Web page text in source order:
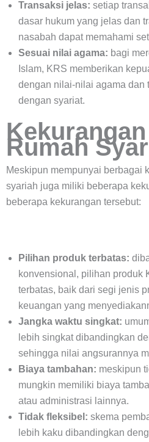
Transaksi jelas: setiap
dasar hukum yang jelas dan
nasabah dapat memahami
Sesuai nilai agama: bagi
Islam, KRS memberikan
dengan nilai-nilai agama dan
dengan syariat.
Rumah
Meskipun mempunyai berbagai
syariah juga miliki beberapa
beberapa kekurangan tersebut:
Pilihan produk terbatas:
konvensional, pilihan produk
terbatas, baik dari segi jenis
keuangan yang
Jangka waktu singkat:
lebih singkat dibandingkan
sehingga nilai angsurannya
Biaya tambahan: meskipun
mungkin memiliki biaya
atau administrasi lainnya.
Tidak fleksibel: skema
lebih kaku dibandingkan